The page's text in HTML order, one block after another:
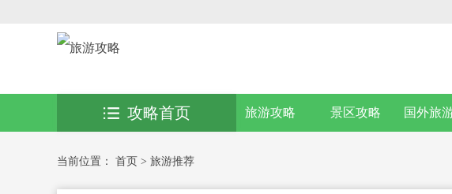
旅游攻略 景区攻略 国外旅
攻略首页
当前位置： 首页 > 旅游推荐